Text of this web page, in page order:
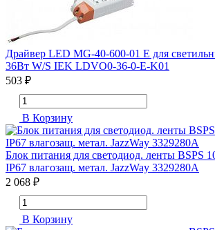
Драйвер LED MG-40-600-01 E для
36Вт W/S IEK LDVO0-36-0-E-K01
503 ₽
В Корзину
Блок питания для светодиод. ленты BSPS
IP67 влагозащ. метал. JazzWay 3329280A
2 068 ₽
В Корзину